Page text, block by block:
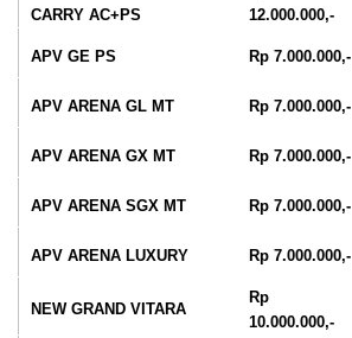
CARRY AC+PS
12.000.000,-
APV GE PS Rp 7.000.000,-
APV ARENA GL MT Rp 7.000.000,-
APV ARENA GX MT Rp 7.000.000,-
APV ARENA SGX MT Rp 7.000.000,-
APV ARENA LUXURY Rp 7.000.000,-
NEW GRAND VITARA
Rp
10.000.000,-